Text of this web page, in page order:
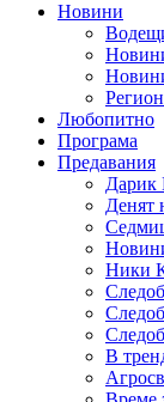
Новини
Любопитно
Програма
Предавания
Дарик
Денят
Ники
В